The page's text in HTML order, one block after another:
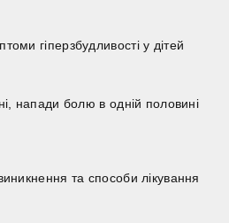
гіперзбудливості у дітей
напади болю в одній половині
та способи лікування